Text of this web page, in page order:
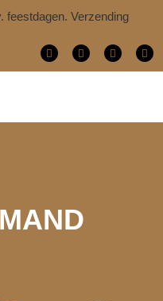
feestdagen. Verzending